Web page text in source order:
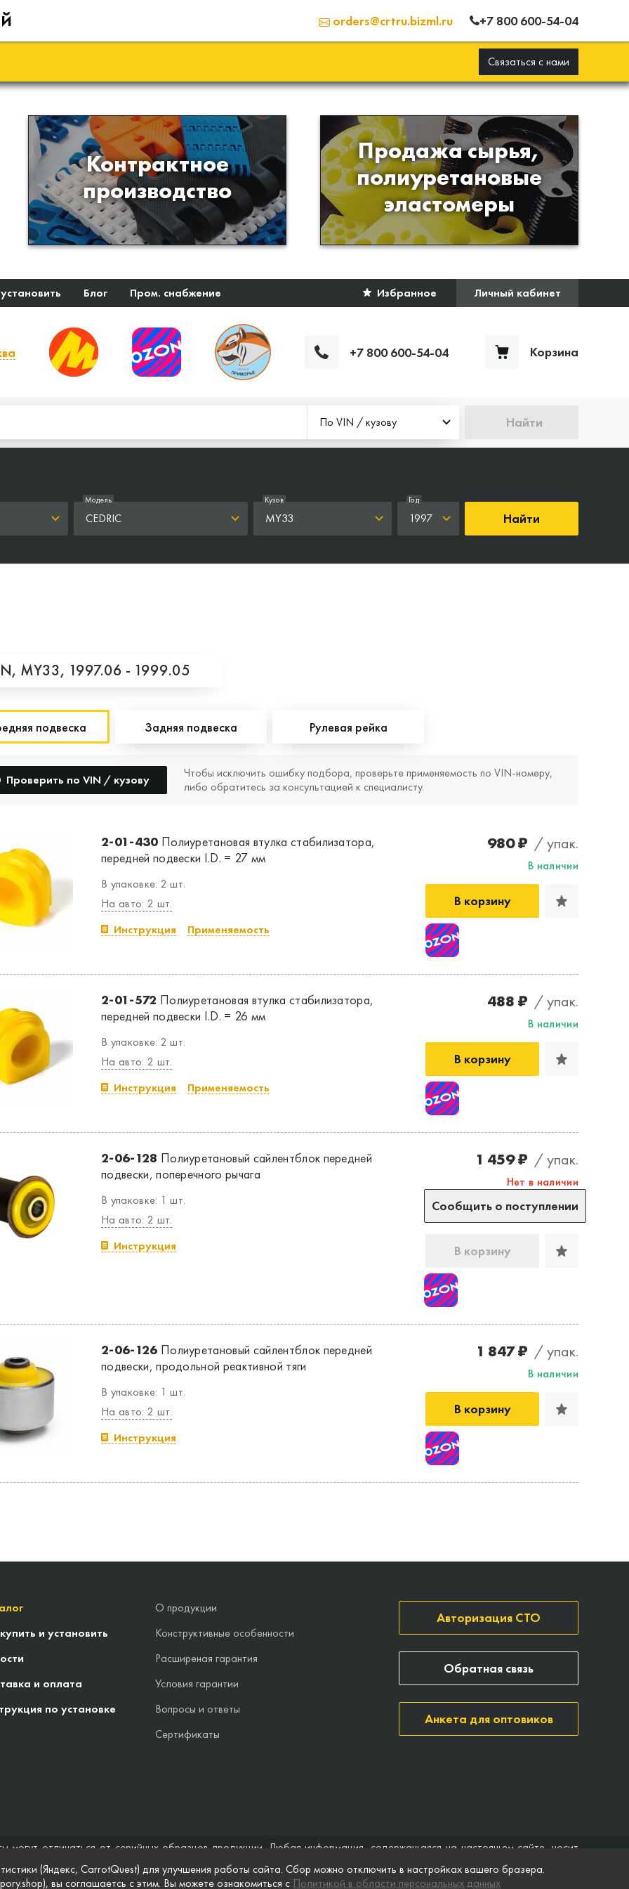
orders@crtru.bizml.ru +7 800 600-54-04
Связаться с нами
Контрактное
производство
Производство изделий из
пластиков и полимеров по
образцам либо чертежам
заказчика
Продажа сырья,
полиуретановые
эластомеры
Продажа сырья для
производства изделий из
полиуретана
Блог Пром. снабжение Избранное Личный кабинет
+7 800 600-54-04 Корзина
По VIN / кузову Найти
CEDRIC
Модель
MY33
Кузов
1997
Год
Найти
MY33, 1997.06 - 1999.05
подвеска Задняя подвеска Рулевая рейка
Проверить по VIN / кузову
Чтобы исключить ошибку подбора, проверьте применяемость по VIN‑номеру,
либо обратитесь за консультацией к специалисту.
2-01-430 Полиуретановая втулка стабилизатора,
передней подвески I.D. = 27 мм
В упаковке: 2 шт.
На авто: 2 шт.
Инструкция
Применяемость
980 ₽ / упак.
В наличии
В корзину
2-01-572 Полиуретановая втулка стабилизатора,
передней подвески I.D. = 26 мм
В упаковке: 2 шт.
На авто: 2 шт.
Инструкция
Применяемость
488 ₽ / упак.
В наличии
В корзину
2-06-128 Полиуретановый сайлентблок передней
подвески, поперечного рычага
В упаковке: 1 шт.
На авто: 2 шт.
Инструкция
1 459 ₽ / упак.
Нет в наличии
Сообщить о поступлении
В корзину
2-06-126 Полиуретановый сайлентблок передней
подвески, продольной реактивной тяги
В упаковке: 1 шт.
На авто: 2 шт.
Инструкция
1 847 ₽ / упак.
В наличии
В корзину
и установить
и оплата
по установке
О продукции
Конструктивные особенности
Расширеная гарантия
Условия гарантии
Вопросы и ответы
Сертификаты
Авторизация СТО
Анкета для оптовиков
Обратная связь
могут отличаться от серийных образцов продукции. Любая информация, содержащаяся на настоящем сайте, носит
не может быть расценена как предложение заключить договор (публичная оферта). Компания Точка опоры
полноты информации на веб-сайте, а также по поводу беспрепятственного доступа к нему в любое время. Технические
(Яндекс, CarrotQuest) для улучшения работы сайта. Сбор можно отключить в настройках вашего бразера.
вы соглашаетсь с этим. Вы можете ознакомиться с Политикой в области персональных данных